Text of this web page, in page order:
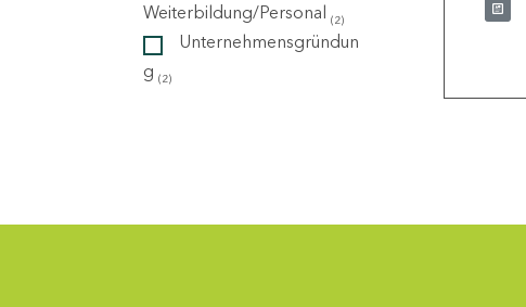
Weiterbildung/Personal (2)
Unternehmensgründun
g (2)